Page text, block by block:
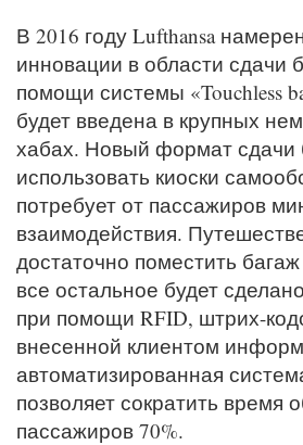
В 2016 году Lufthansa
инновации в области сдачи
помощи системы «Touchless
будет введена в крупных
хабах. Новый формат сдачи
использовать киоски
потребует от пассажиров
взаимодействия.
достаточно поместить
все остальное будет
при помощи RFID, штрих-
внесенной клиентом
автоматизированная
позволяет сократить время
пассажиров 70%.